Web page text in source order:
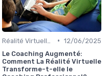
• 12/06/2025
Le Coaching Augmenté:
Comment La Réalité Virtuelle
Transforme-t-elle le